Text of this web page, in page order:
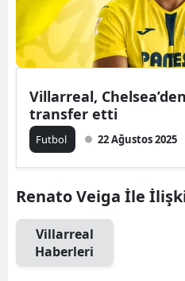
Villarreal,
transfer etti
Futbol 22 Ağustos 2025
Renato Veiga İle
Villarreal
Haberleri